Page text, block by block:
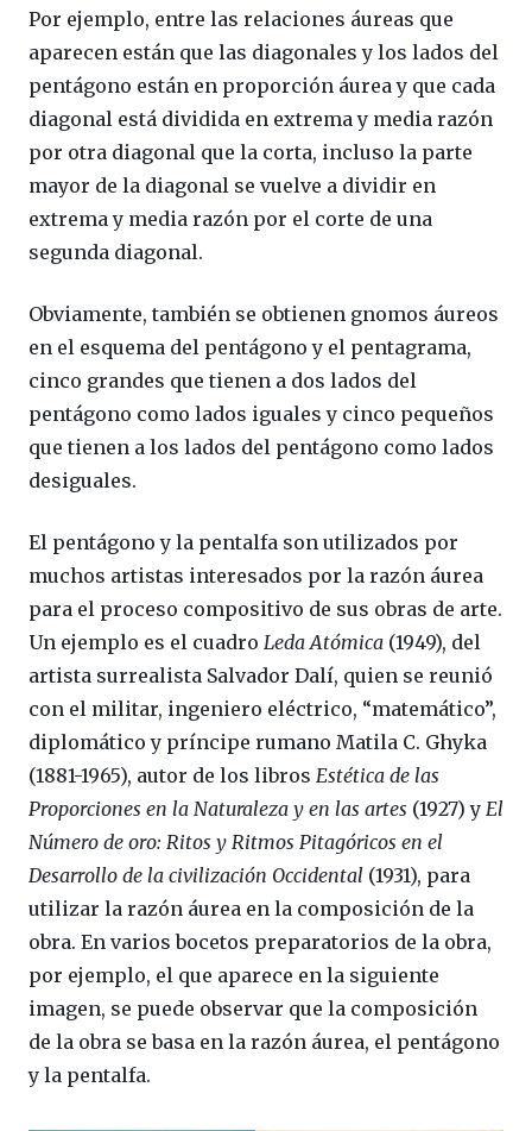
Por ejemplo, entre las relaciones áureas que
aparecen están que las diagonales y los lados del
pentágono están en proporción áurea y que cada
diagonal está dividida en extrema y media razón
por otra diagonal que la corta, incluso la parte
mayor de la diagonal se vuelve a dividir en
extrema y media razón por el corte de una
segunda diagonal.
Obviamente, también se obtienen gnomos áureos
en el esquema del pentágono y el pentagrama,
cinco grandes que tienen a dos lados del
pentágono como lados iguales y cinco pequeños
que tienen a los lados del pentágono como lados
desiguales.
El pentágono y la pentalfa son utilizados por
muchos artistas interesados por la razón áurea
para el proceso compositivo de sus obras de arte.
Un ejemplo es el cuadro Leda Atómica (1949), del
artista surrealista Salvador Dalí, quien se reunió
con el militar, ingeniero eléctrico, “matemático”,
diplomático y príncipe rumano Matila C. Ghyka
(1881-1965), autor de los libros Estética de las
Proporciones en la Naturaleza y en las artes (1927) y El
Número de oro: Ritos y Ritmos Pitagóricos en el
Desarrollo de la civilización Occidental (1931), para
utilizar la razón áurea en la composición de la
obra. En varios bocetos preparatorios de la obra,
por ejemplo, el que aparece en la siguiente
imagen, se puede observar que la composición
de la obra se basa en la razón áurea, el pentágono
y la pentalfa.